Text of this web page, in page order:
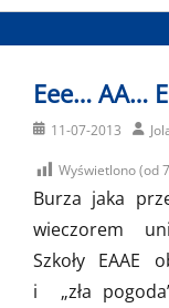
Eee… AA…
Posted11-07-2013
Wyświetlono (od
Burza jaka
wieczorem
Szkoły EAAE
i „zła